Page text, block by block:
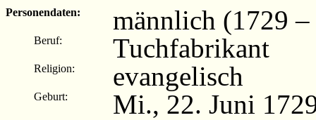
Personendaten:
männlich (1729
Beruf: Tuchfabrikant
Religion: evangelisch
Geburt: Mi., 22. Juni